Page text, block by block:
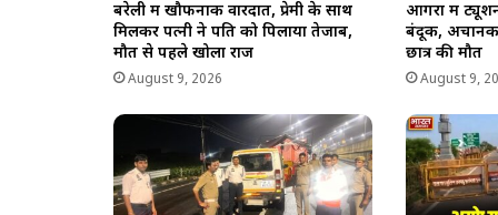
बरेली में खौफनाक वारदात, प्रेमी के साथ
मिलकर पत्नी ने पति को पिलाया तेजाब,
मौत से पहले खोला राज
August 9, 2026
आगरा में
बंदूक, अचानक
छात्र की मौत
August 9,